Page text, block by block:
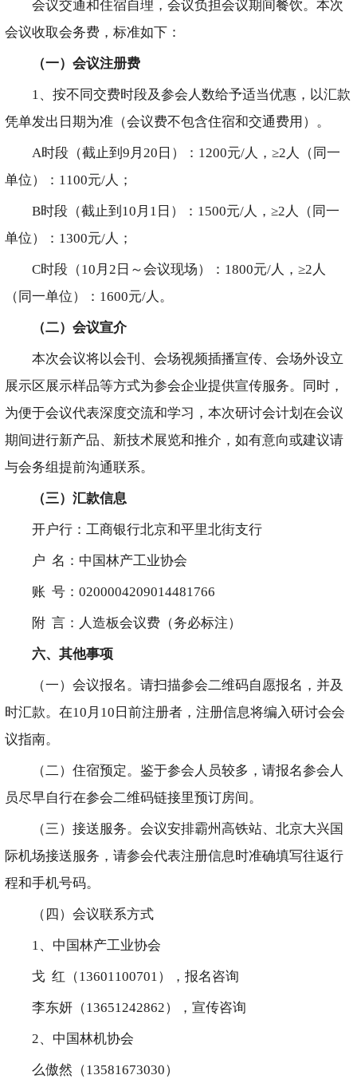
会议交通和住宿自理，会议负担会议期间餐饮。本次
会议收取会务费，标准如下：
（一）会议注册费
1、按不同交费时段及参会人数给予适当优惠，以汇款
凭单发出日期为准（会议费不包含住宿和交通费用）。
A时段（截止到9月20日）：1200元/人，≥2人（同一
单位）：1100元/人；
B时段（截止到10月1日）：1500元/人，≥2人（同一
单位）：1300元/人；
C时段（10月2日～会议现场）：1800元/人，≥2人
（同一单位）：1600元/人。
（二）会议宣介
本次会议将以会刊、会场视频插播宣传、会场外设立
展示区展示样品等方式为参会企业提供宣传服务。同时，
为便于会议代表深度交流和学习，本次研讨会计划在会议
期间进行新产品、新技术展览和推介，如有意向或建议请
与会务组提前沟通联系。
（三）汇款信息
开户行：工商银行北京和平里北街支行
户 名：中国林产工业协会
账 号：0200004209014481766
附 言：人造板会议费（务必标注）
六、其他事项
（一）会议报名。请扫描参会二维码自愿报名，并及
时汇款。在10月10日前注册者，注册信息将编入研讨会会
议指南。
（二）住宿预定。鉴于参会人员较多，请报名参会人
员尽早自行在参会二维码链接里预订房间。
（三）接送服务。会议安排霸州高铁站、北京大兴国
际机场接送服务，请参会代表注册信息时准确填写往返行
程和手机号码。
（四）会议联系方式
1、中国林产工业协会
戈 红（13601100701），报名咨询
李东妍（13651242862），宣传咨询
2、中国林机协会
么傲然（13581673030）